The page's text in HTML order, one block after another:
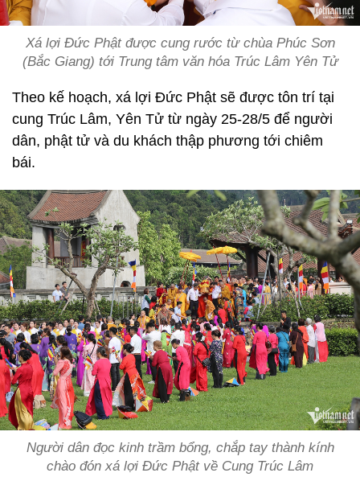
Xá lợi Đức Phật được cung rước từ chùa Phúc Sơn
(Bắc Giang) tới Trung tâm văn hóa Trúc Lâm Yên Tử
Theo kế hoạch, xá lợi Đức Phật sẽ được tôn trí tại
cung Trúc Lâm, Yên Tử từ ngày 25-28/5 để người
dân, phật tử và du khách thập phương tới chiêm
bái.
Người dân đọc kinh trầm bổng, chắp tay thành kính
chào đón xá lợi Đức Phật về Cung Trúc Lâm